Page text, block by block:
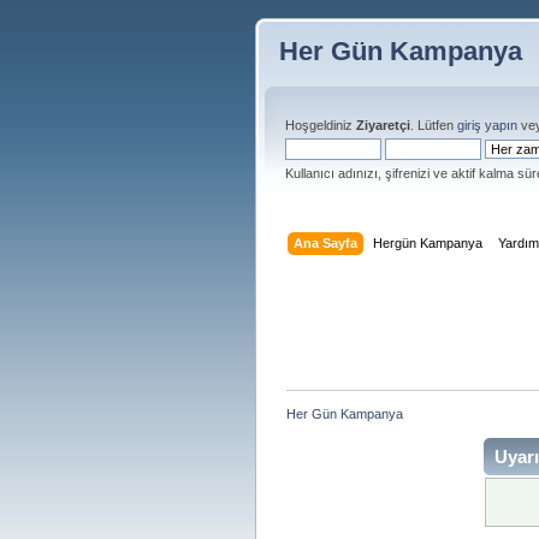
Her Gün Kampanya
Hoşgeldiniz Ziyaretçi . Lütfen giriş yapın
Kullanıcı adınızı, şifrenizi ve aktif kalma
Ana Sayfa Hergün Kampanya Yardım
Her Gün Kampanya